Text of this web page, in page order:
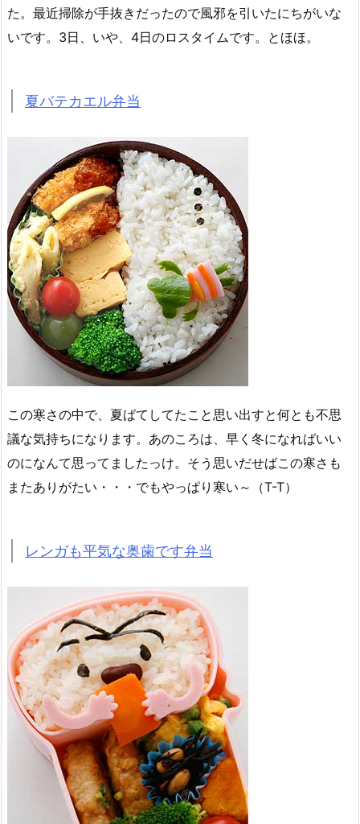
た。最近掃除が手抜きだったので風邪を引いたにちがいな
いです。3日、いや、4日のロスタイムです。とほほ。
夏バテカエル弁当
この寒さの中で、夏ばてしてたこと思い出すと何とも不思
議な気持ちになります。あのころは、早く冬になればいい
のになんて思ってましたっけ。そう思いだせばこの寒さも
またありがたい・・・でもやっぱり寒い～（T-T）
レンガも平気な奥歯です弁当